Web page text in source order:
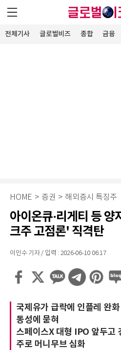
전체기사 글로벌비즈 종합 금융
HOME > 증권 > 해외증시 특징주
아이온큐·리게티 등
크주 고점론' 직격탄
이인수 기자 / 입력 : 2026-06-10 06:17
국제유가 급락에 인플레 완
동성에 묻혀
스페이스X 대형 IPO 앞두
주로 머니무브 심화